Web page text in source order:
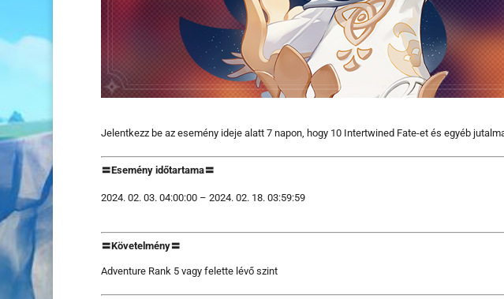
Jelentkezz be az esemény ideje alatt 7 napon, hogy 10 Intertwined Fate-et és egyéb
〓Esemény időtartama〓
02. 03. 04:00:00 – 2024. 02. 18. 03:59:59
〓Követelmény〓
Adventure Rank 5 vagy felette lévő szint